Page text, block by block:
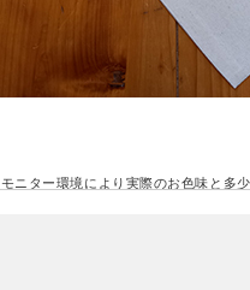
モニター環境により実際のお色味と多